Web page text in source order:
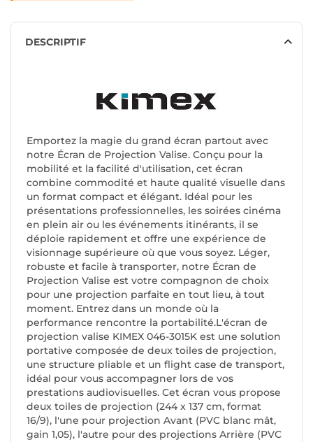
DESCRIPTIF
Emportez la magie du grand écran partout avec
notre Écran de Projection Valise. Conçu pour la
mobilité et la facilité d'utilisation, cet écran
combine commodité et haute qualité visuelle dans
un format compact et élégant. Idéal pour les
présentations professionnelles, les soirées cinéma
en plein air ou les événements itinérants, il se
déploie rapidement et offre une expérience de
visionnage supérieure où que vous soyez. Léger,
robuste et facile à transporter, notre Écran de
Projection Valise est votre compagnon de choix
pour une projection parfaite en tout lieu, à tout
moment. Entrez dans un monde où la
performance rencontre la portabilité.L'écran de
projection valise KIMEX 046-3015K est une solution
portative composée de deux toiles de projection,
une structure pliable et un flight case de transport,
idéal pour vous accompagner lors de vos
prestations audiovisuelles. Cet écran vous propose
deux toiles de projection (244 x 137 cm, format
16/9), l'une pour projection Avant (PVC blanc mât,
gain 1,05), l'autre pour des projections Arrière (PVC